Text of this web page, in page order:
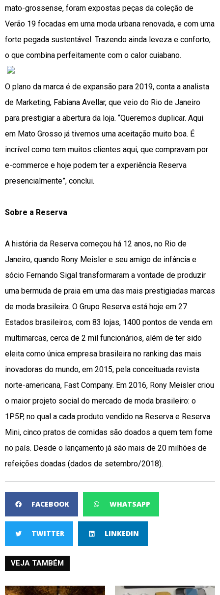
mato-grossense, foram expostas peças da coleção de
Verão 19 focadas em uma moda urbana renovada, e com uma
forte pegada sustentável. Trazendo ainda leveza e conforto,
o que combina perfeitamente com o calor cuiabano.
O plano da marca é de expansão para 2019, conta a analista
de Marketing, Fabiana Avellar, que veio do Rio de Janeiro
para prestigiar a abertura da loja. “Queremos duplicar. Aqui
em Mato Grosso já tivemos uma aceitação muito boa. É
incrível como tem muitos clientes aqui, que compravam por
e-commerce e hoje podem ter a experiência Reserva
presencialmente”, conclui.
Sobre a Reserva
A história da Reserva começou há 12 anos, no Rio de
Janeiro, quando Rony Meisler e seu amigo de infância e
sócio Fernando Sigal transformaram a vontade de produzir
uma bermuda de praia em uma das mais prestigiadas marcas
de moda brasileira. O Grupo Reserva está hoje em 27
Estados brasileiros, com 83 lojas, 1400 pontos de venda em
multimarcas, cerca de 2 mil funcionários, além de ter sido
eleita como única empresa brasileira no ranking das mais
inovadoras do mundo, em 2015, pela conceituada revista
norte-americana, Fast Company. Em 2016, Rony Meisler criou
o maior projeto social do mercado de moda brasileiro: o
1P5P, no qual a cada produto vendido na Reserva e Reserva
Mini, cinco pratos de comidas são doados a quem tem fome
no país. Desde o lançamento já são mais de 20 milhões de
refeições doadas (dados de setembro/2018).
FACEBOOK WHATSAPP
TWITTER LINKEDIN
VEJA TAMBÉM